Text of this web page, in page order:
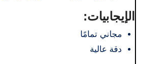
الإيجابيات:
مجاني تمامًا
دقة عالية